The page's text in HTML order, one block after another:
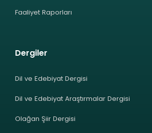
Faaliyet Raporları
Dergiler
Dil ve Edebiyat Dergisi
Dil ve Edebiyat Araştırmalar Dergisi
Olağan Şiir Dergisi